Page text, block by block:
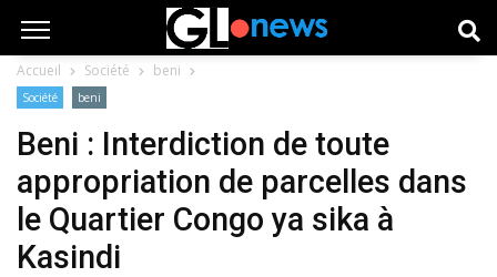
Accueil Société beni
Société beni
Beni : Interdiction de toute
appropriation de parcelles dans
le Quartier Congo ya sika à
Kasindi